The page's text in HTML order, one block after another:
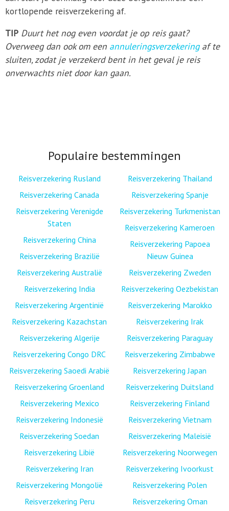
kortlopende reisverzekering af.
TIP Duurt het nog even voordat je op reis gaat?
Overweeg dan ook om een annuleringsverzekeringaf te
sluiten, zodat je verzekerd bent in het geval je reis
onverwachts niet door kan gaan.
Populaire bestemmingen
Reisverzekering Rusland
Reisverzekering Canada
Reisverzekering Verenigde
Staten
Reisverzekering China
Reisverzekering Brazilië
Reisverzekering Australië
Reisverzekering India
Reisverzekering Argentinië
Reisverzekering Kazachstan
Reisverzekering Algerije
Reisverzekering Congo DRC
Reisverzekering Saoedi Arabië
Reisverzekering Groenland
Reisverzekering Mexico
Reisverzekering Indonesië
Reisverzekering Soedan
Reisverzekering Libië
Reisverzekering Iran
Reisverzekering Mongolië
Reisverzekering Peru
Reisverzekering Thailand
Reisverzekering Spanje
Reisverzekering Turkmenistan
Reisverzekering Kameroen
Reisverzekering Papoea
Nieuw Guinea
Reisverzekering Zweden
Reisverzekering Oezbekistan
Reisverzekering Marokko
Reisverzekering Irak
Reisverzekering Paraguay
Reisverzekering Zimbabwe
Reisverzekering Japan
Reisverzekering Duitsland
Reisverzekering Finland
Reisverzekering Vietnam
Reisverzekering Maleisië
Reisverzekering Noorwegen
Reisverzekering Ivoorkust
Reisverzekering Polen
Reisverzekering Oman